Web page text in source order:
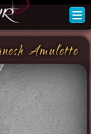
Amulette